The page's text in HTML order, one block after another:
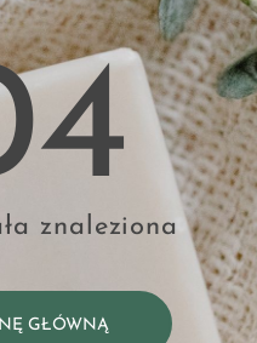
znaleziona
GŁÓWNĄ